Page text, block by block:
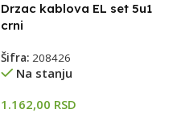
Drzac kablova EL set 5u1
crni
Šifra: 208426
Na stanju
1.162,00 RSD